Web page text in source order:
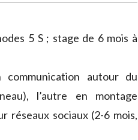
5 S ; stage de 6 mois à
communication autour du
l’autre en montage
réseaux sociaux (2-6 mois,